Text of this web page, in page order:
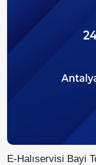
E-Halıservisi Bayi